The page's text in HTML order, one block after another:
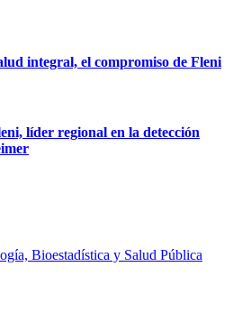
integral, el compromiso de Fleni
líder regional en la detección
Bioestadística y Salud Pública